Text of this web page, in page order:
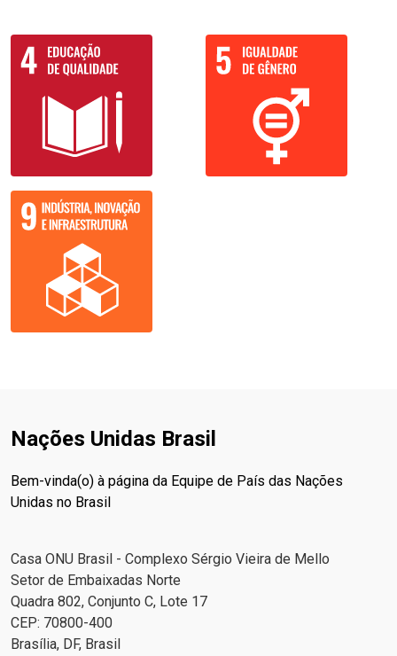
Nações Unidas Brasil
Bem-vinda(o) à página da Equipe de País das Nações
Unidas no Brasil
Casa ONU Brasil - Complexo Sérgio Vieira de Mello
Setor de Embaixadas Norte
Quadra 802, Conjunto C, Lote 17
CEP: 70800-400
Brasília, DF, Brasil